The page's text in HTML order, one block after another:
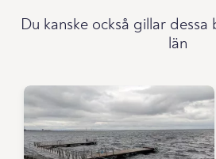
Du kanske också gillar
län